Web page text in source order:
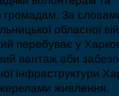
громадам. За
обласної
перебуває у
вантаж аби
інфраструктури
живлення.